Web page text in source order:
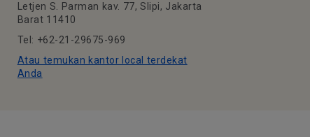
Letjen S. Parman kav. 77, Slipi, Jakarta
Barat 11410
Tel: +62-21-29675-969
Atau temukan kantor local terdekat
Anda